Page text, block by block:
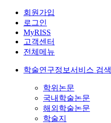
회원가입
로그인
MyRISS
고객센터
전체메뉴
학술연구정보서비스 검색
학위논문
국내학술논문
해외학술논문
학술지